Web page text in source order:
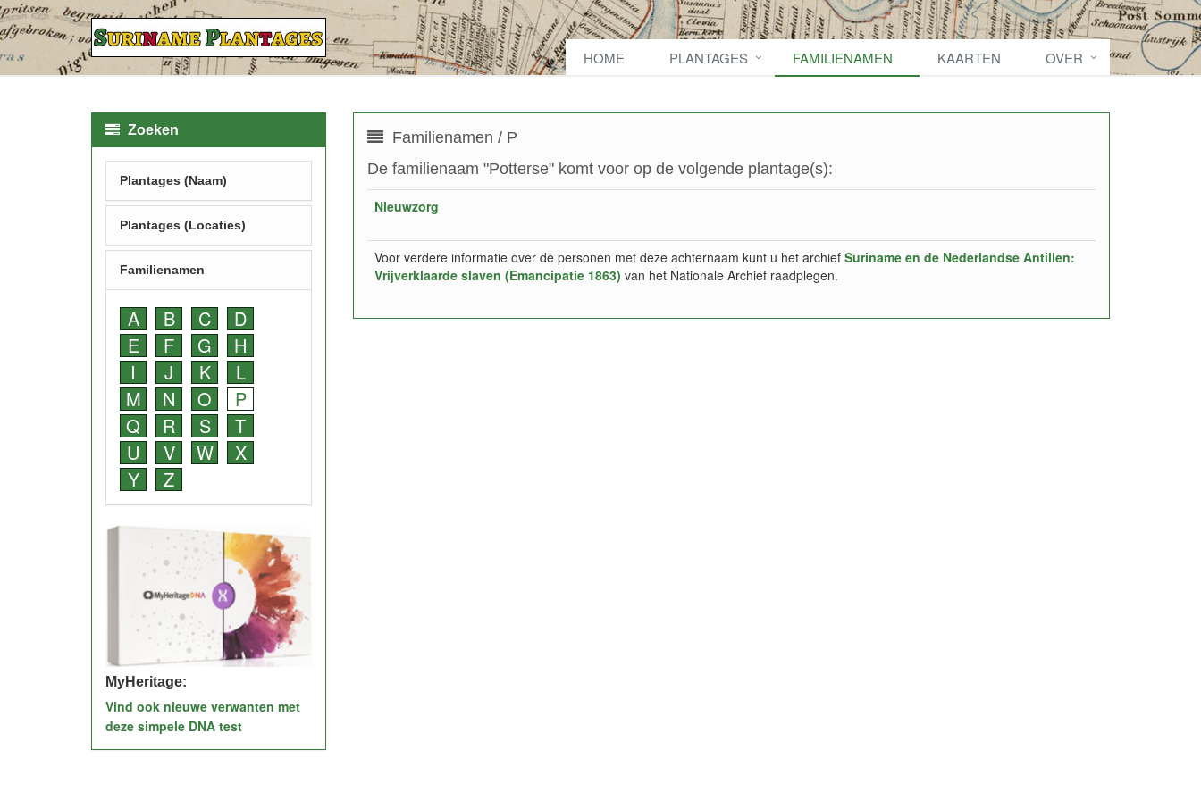
HOME PLANTAGES FAMILIENAMEN KAARTEN OVER
Familienamen / P
De familienaam "Potterse" komt voor op de volgende plantage(s):
Nieuwzorg
Voor verdere informatie over de personen met deze achternaam kunt u het archief Suriname en de Nederlandse Antillen:
Vrijverklaarde slaven (Emancipatie 1863) van het Nationale Archief raadplegen.
Zoeken
Plantages (Naam)
Plantages (Locaties)
Familienamen
A B C
D
E
F G
H
I
J K
L
M
N O
P
Q
R S
T
U
V W
X
Y
Z
MyHeritage:
Vind ook nieuwe verwanten met
deze simpele DNA test